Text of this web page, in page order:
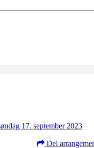
17. september 2023
Del